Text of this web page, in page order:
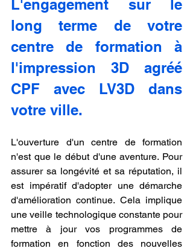
L'engagement sur le
long terme de votre
centre de formation à
l'impression 3D agréé
CPF avec LV3D dans
votre ville.
L'ouverture d'un centre de formation
n'est que le début d'une aventure. Pour
assurer sa longévité et sa réputation, il
est impératif d'adopter une démarche
d'amélioration continue. Cela implique
une veille technologique constante pour
mettre à jour vos programmes de
formation en fonction des nouvelles